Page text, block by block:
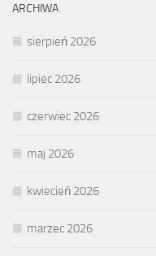
ARCHIWA
sierpień 2026
lipiec 2026
czerwiec 2026
maj 2026
kwiecień 2026
marzec 2026